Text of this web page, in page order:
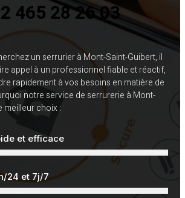
465 28 26 03
un serrurier à Mont-Saint-Guibert, il
appel à un professionnel fiable et réactif,
rapidement à vos besoins en matière de
notre service de serrurerie à Mont-
meilleur choix :
et efficace
24 et 7j/7